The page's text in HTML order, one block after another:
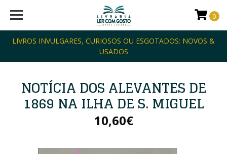
LIVROS INVULGARES, CURIOSOS OU ESGOTADOS: NOVOS &
USADOS
0
NOTÍCIA DOS ALEVANTES DE
1869 NA ILHA DE S. MIGUEL
10,60€